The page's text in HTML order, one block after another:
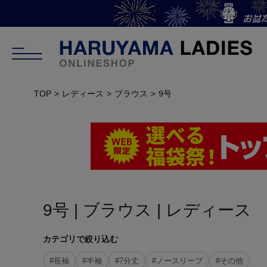
TOP レディース ブラウス 9号
9号 | ブラウス | レディース
カテゴリで絞り込む
#長袖 #半袖 #7分丈 #ノースリーブ #その他